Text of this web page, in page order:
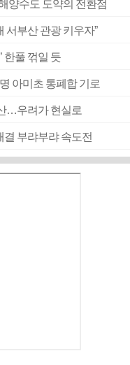
양수도 도약의 전환점
서부산 관광 키우자”
한풀 꺾일 듯
아미초 통폐합 기로
…우려가 현실로
결 부랴부랴 속도전